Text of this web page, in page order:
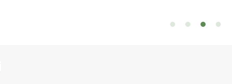
batteries nomades pour recharger votre